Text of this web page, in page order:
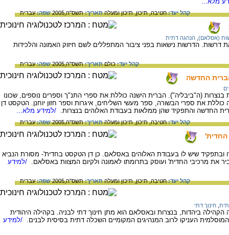
קהל יעד:חטיבה,תיכון,תיכון ומעלהתאריך:תשס"ה,2005 שפה:עברית
(אסלאם) הנהגה דתית
הדרשות נישאות בפני ציבור המתפללים לשם חיזוק האמונה והלכידות
קהל יעד:כולםתאריך:תשס"ה,2005 שפה:עברית
החדשה
(ה"ביבליה"). הברית הישנה כוללת את ספרי התנ"ך וספרים נוספים, שכונו
כוללת את ספרי הבשורה, ספר מעשי השליחים, איגרות וספר חזון יוחנן. הטקסט דן
החדשה והתפקיד שהן ממלאות בעבודת האלוהים בנצרות. /למידע מלא...
קהל יעד:חטיבה,תיכון,תיכון ומעלהתאריך:תשס"ה,2005 שפה:עברית
שיש לו בעבודת האלוהים באסלאם. כן דן הטקסט בחדית'- מסורת הנביא
מרכיבי החדית' ועוסק בתרומתו לאמונה ולקיום המצוות באסלאם.
/למידע
קהל יעד:חטיבה,תיכון,תיכון ומעלהתאריך:תשס"ה,2005 שפה:עברית
חינוך דתי
ביהדות, בנצרות ובאסלאם הוא מתן חינוך דתי לבניה. בקהילה היהודית
העניקו לרוב המנהיגים המקומיים השכלה דתית בסיסית לבנים.
/למידע